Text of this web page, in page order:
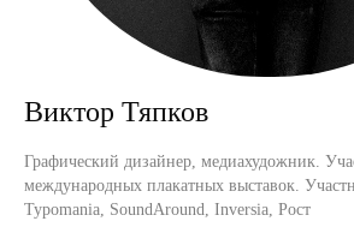
Виктор Тяпков
Графический дизайнер, медиахудожник.
международных плакатных выставок.
Typomania, SoundAround, Inversia, Рост